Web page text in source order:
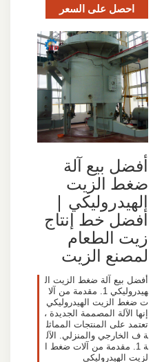
احصل على السعر
أفضل بيع آلة
ضغط الزيت
الهيدروليكي |
أفضل خط إنتاج
زيت الطعام
لمصنع الزيت
أفضل بيع آلة ضغط الزيت ال
هيدروليكي 1. مقدمة من آلا
ت ضغط الزيت الهيدروليكي
إنها الآلة المصممة الجديدة ،
تعتمد على المنتجات المماثل
ة ف الخارجي والمنزلي. الآل
ة 1. مقدمة من آلات ضغط ا
لزيت الهيدروليكي